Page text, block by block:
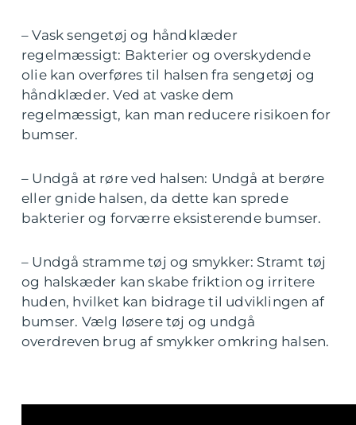
– Vask sengetøj og håndklæder
regelmæssigt: Bakterier og overskydende
olie kan overføres til halsen fra sengetøj og
håndklæder. Ved at vaske dem
regelmæssigt, kan man reducere risikoen for
bumser.
– Undgå at røre ved halsen: Undgå at berøre
eller gnide halsen, da dette kan sprede
bakterier og forværre eksisterende bumser.
– Undgå stramme tøj og smykker: Stramt tøj
og halskæder kan skabe friktion og irritere
huden, hvilket kan bidrage til udviklingen af
bumser. Vælg løsere tøj og undgå
overdreven brug af smykker omkring halsen.